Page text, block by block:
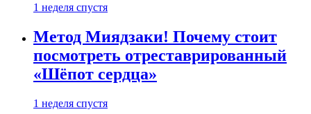
1 неделя спустя
Метод Миядзаки! Почему стоит
посмотреть отреставрированный
«Шёпот сердца»
1 неделя спустя